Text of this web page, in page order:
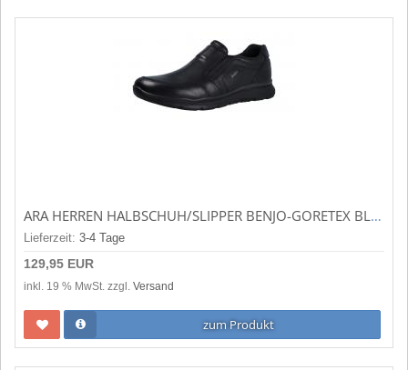
ARA HERREN HALBSCHUH/SLIPPER BENJO-GORETEX BLACK (SCHWARZ) 11-24606-01
Lieferzeit: 3-4 Tage
129,95 EUR
inkl. 19 % MwSt. zzgl. Versand
zum Produkt